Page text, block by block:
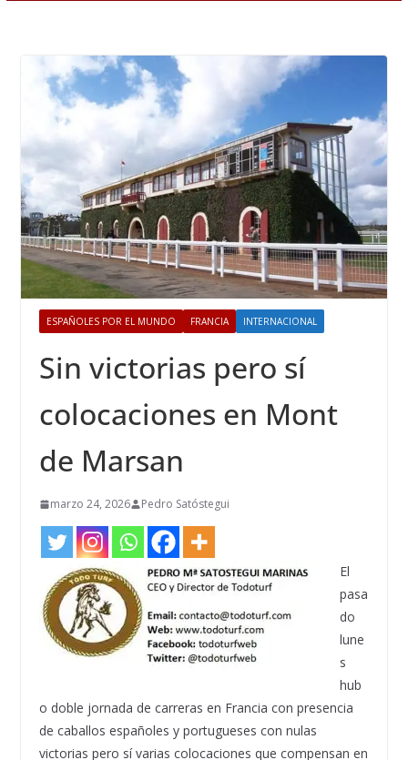
ESPAÑOLES POR EL MUNDO FRANCIA INTERNACIONAL
Sin victorias pero sí
colocaciones en Mont
de Marsan
marzo 24, 2026 Pedro Satóstegui
El
pasa
do
lune
s
hub
o doble jornada de carreras en Francia con presencia
de caballos españoles y portugueses con nulas
victorias pero sí varias colocaciones que compensan en